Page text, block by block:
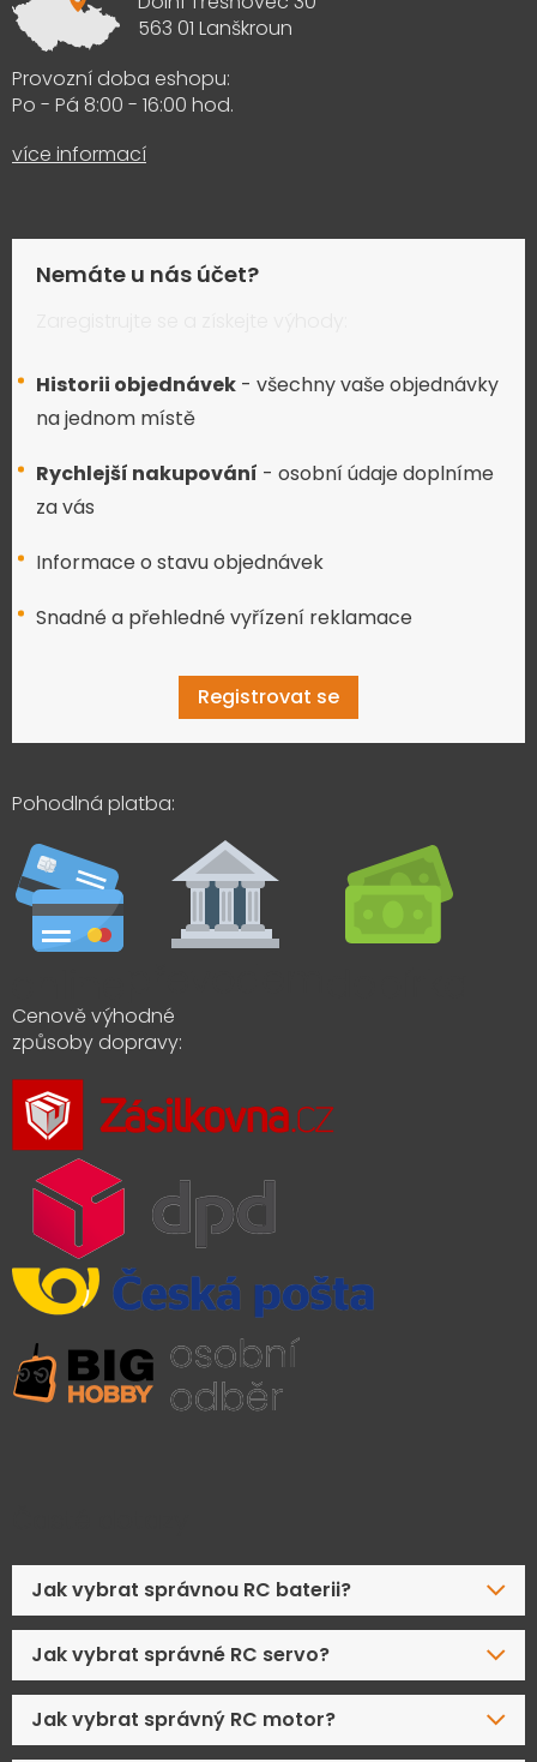
563 01 Lanškroun
Provozní doba eshopu:
Po - Pá 8:00 - 16:00 hod.
více informací
Nemáte u nás účet?
Historii objednávek - všechny vaše objednávky
na jednom místě
Rychlejší nakupování - osobní údaje doplníme
za vás
Informace o stavu objednávek
Snadné a přehledné vyřízení reklamace
Registrovat se
Pohodlná platba:
Cenově výhodné
způsoby dopravy:
Jak vybrat správnou RC baterii?
Jak vybrat správné RC servo?
Jak vybrat správný RC motor?